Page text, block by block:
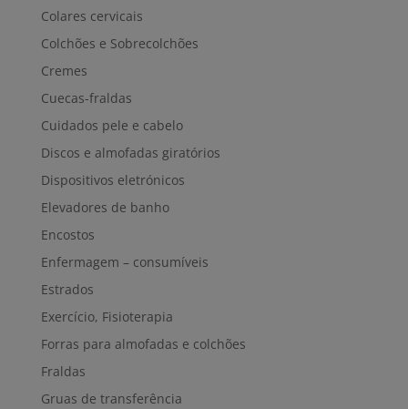
Colares cervicais
Colchões e Sobrecolchões
Cremes
Cuecas-fraldas
Cuidados pele e cabelo
Discos e almofadas giratórios
Dispositivos eletrónicos
Elevadores de banho
Encostos
Enfermagem – consumíveis
Estrados
Exercício, Fisioterapia
Forras para almofadas e colchões
Fraldas
Gruas de transferência